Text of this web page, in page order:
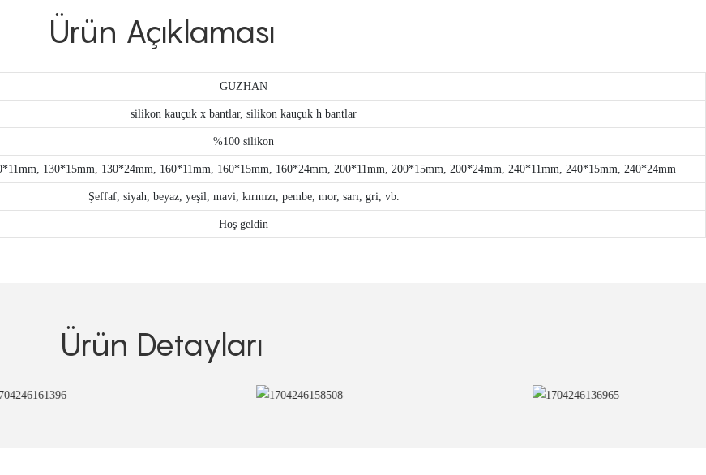
Ürün Açıklaması
GUZHAN
silikon kauçuk x bantlar, silikon kauçuk h bantlar
%100 silikon
130*15mm, 130*24mm, 160*11mm, 160*15mm, 160*24mm, 200*11mm, 200*15mm, 200*24mm, 240*11mm, 240*15mm, 240*24mm
Şeffaf, siyah, beyaz, yeşil, mavi, kırmızı, pembe, mor, sarı, gri, vb.
Hoş geldin
Ürün Detayları